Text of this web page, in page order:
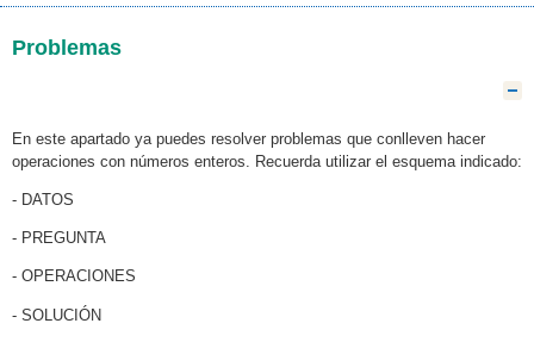
Problemas
En este apartado ya puedes resolver problemas que conlleven hacer
operaciones con números enteros. Recuerda utilizar el esquema indicado:
- DATOS
- PREGUNTA
- OPERACIONES
- SOLUCIÓN